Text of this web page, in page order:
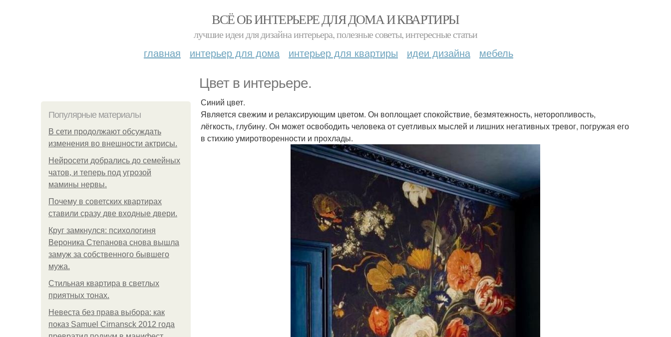
ВСЁ ОБ ИНТЕРЬЕРЕ ДЛЯ ДОМА И КВАРТИРЫ
лучшие идеи для дизайна интерьера, полезные советы, интересные статьи
главная интерьер для дома интерьер для квартиры идеи дизайна мебель
Цвет в интерьере.
Популярные материалы
В сети продолжают обсуждать
изменения во внешности актрисы.
Нейросети добрались до семейных
чатов, и теперь под угрозой
мамины нервы.
Почему в советских квартирах
ставили сразу две входные двери.
Круг замкнулся: психологиня
Вероника Степанова снова вышла
замуж за собственного бывшего
мужа.
Стильная квартира в светлых
приятных тонах.
Невеста без права выбора: как
показ Samuel Cirnansck 2012 года
Синий цвет.
Является свежим и релаксирующим цветом. Он воплощает спокойствие, безмятежность, неторопливость,
лёгкость, глубину. Он может освободить человека от суетливых мыслей и лишних негативных тревог, погружая его
в стихию умиротворенности и прохлады.